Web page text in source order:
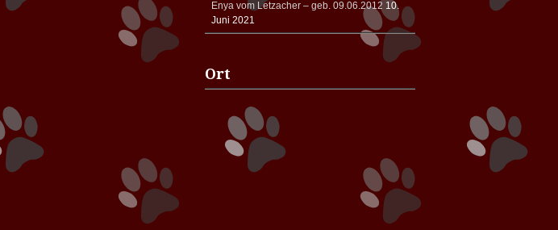
Enya vom Letzacher – geb. 09.06.2012 10.
Juni 2021
Ort